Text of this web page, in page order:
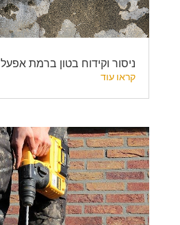
ניסור וקידוח בטון ברמת אפעל
קראו עוד